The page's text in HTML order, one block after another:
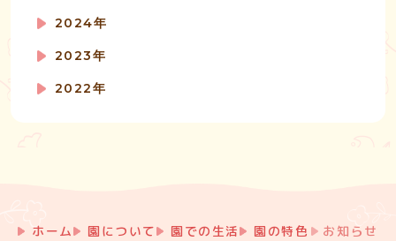
2024年
2023年
2022年
ホーム 園について 園での生活 園の特色
お知らせ